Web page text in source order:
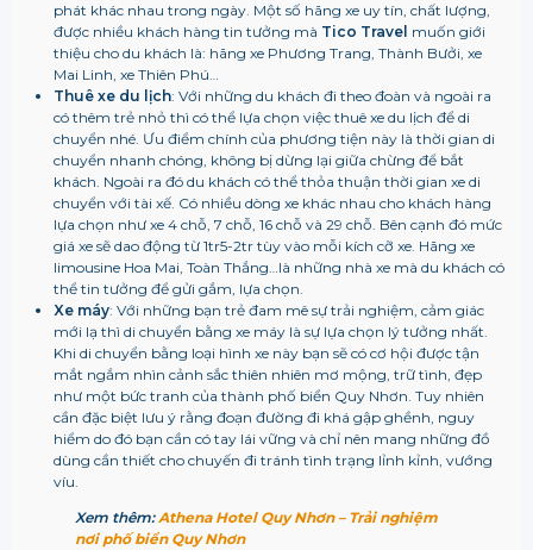
phát khác nhau trong ngày. Một số hãng xe uy tín, chất lượng,
được nhiều khách hàng tin tưởng mà Tico Travel muốn giới
thiệu cho du khách là: hãng xe Phương Trang, Thành Bưởi, xe
Mai Linh, xe Thiên Phú…
Thuê xe du lịch: Với những du khách đi theo đoàn và ngoài ra
có thêm trẻ nhỏ thì có thể lựa chọn việc thuê xe du lịch để di
chuyển nhé. Ưu điểm chính của phương tiện này là thời gian di
chuyển nhanh chóng, không bị dừng lại giữa chừng để bắt
khách. Ngoài ra đó du khách có thể thỏa thuận thời gian xe di
chuyển với tài xế. Có nhiều dòng xe khác nhau cho khách hàng
lựa chọn như xe 4 chỗ, 7 chỗ, 16 chỗ và 29 chỗ. Bên cạnh đó mức
giá xe sẽ dao động từ 1tr5-2tr tùy vào mỗi kích cỡ xe. Hãng xe
limousine Hoa Mai, Toàn Thắng…là những nhà xe mà du khách có
thể tin tưởng để gửi gắm, lựa chọn.
Xe máy: Với những bạn trẻ đam mê sự trải nghiệm, cảm giác
mới lạ thì di chuyển bằng xe máy là sự lựa chọn lý tưởng nhất.
Khi di chuyển bằng loại hình xe này bạn sẽ có cơ hội được tận
mắt ngắm nhìn cảnh sắc thiên nhiên mơ mộng, trữ tình, đẹp
như một bức tranh của thành phố biển Quy Nhơn. Tuy nhiên
cần đặc biệt lưu ý rằng đoạn đường đi khá gập ghềnh, nguy
hiểm do đó bạn cần có tay lái vững và chỉ nên mang những đồ
dùng cần thiết cho chuyến đi tránh tình trạng lỉnh kỉnh, vướng
víu.
Xem thêm:Athena Hotel Quy Nhơn – Trải nghiệm
nơi phố biển Quy Nhơn